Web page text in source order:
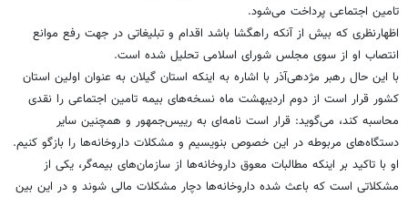
تامین اجتماعی پرداخت می‌شود.
اظهارنظری که بیش از آنکه راهگشا باشد اقدام و تبلیغاتی در جهت رفع موانع
انتصاب او از سوی مجلس شورای اسلامی تحلیل شده است.
با این حال رهبر مژدهی‌آذر با اشاره به اینکه استان گیلان به عنوان اولین استان
کشور قرار است از دوم اردیبهشت ماه نسخه‌های بیمه تامین اجتماعی را نقدی
محاسبه کند، می‌گوید: قرار است نامه‌ای به رییس‌جمهور و همچنین سایر
دستگاه‌های مربوطه در این خصوص بنویسیم و مشکلات داروخانه‌ها را بازگو کنیم.
او با تاکید بر اینکه مطالبات معوق داروخانه‌ها از سازمان‌های بیمه‌گر، یکی از
مشکلاتی است که باعث شده داروخانه‌ها دچار مشکلات مالی شوند و در این بین